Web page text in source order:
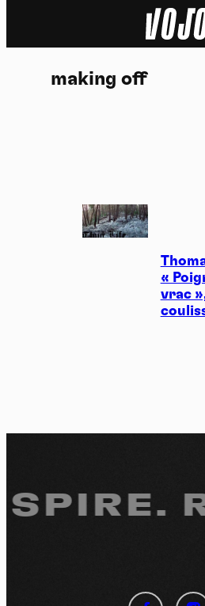
making off
«
vrac